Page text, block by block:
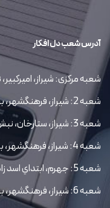
آدرس شعب دل افکار
شعبه مرکزی: شیراز،
شعبه 2: شیراز، فرهنگشهر، بعد از کوچه 42
شعبه 3: شیراز، ستارخان، نبش کوچه پنجم
شعبه 4: شیراز، فرهنگشهر، بعد از کوچه 52
شعبه 5: جهرم، ابتداي اسد زاده، بلوار رهبري
شعبه 6: شیراز، فرهنگشهر، بعد از کوچه 52